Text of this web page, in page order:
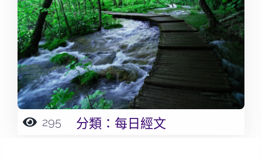
295 分類： 每日經文